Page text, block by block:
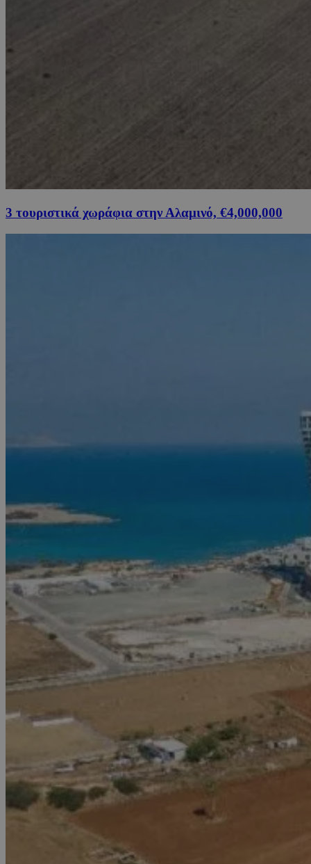
3 τουριστικά χωράφια στην Αλαμινό, €4,000,000